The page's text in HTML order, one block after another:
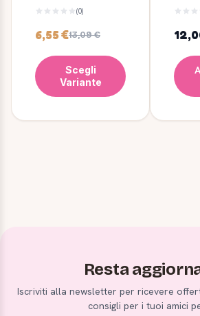
Treccia
(0)
6,55 €13,09 €
Scegli
Variante
Resta
Iscriviti alla newsletter per ricevere
consigli per i tuoi amici